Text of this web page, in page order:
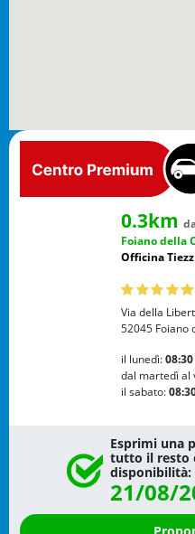
0.3km
Foiano della
Officina
Via della
52045 Foiano
il lunedì:
dal martedì al
il sabato:
Esprimi una
tutto il resto
disponibilità:
21/08/